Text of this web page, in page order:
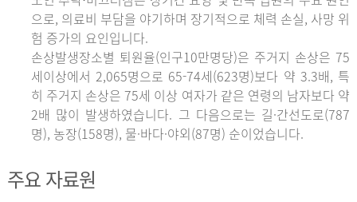
으로, 의료비 부담을 야기하며 장기적으로 체력 손실, 사망 위
험 증가의 요인입니다.
손상발생장소별 퇴원율(인구10만명당)은 주거지 손상은 75
세이상에서 2,065명으로 65-74세(623명)보다 약 3.3배, 특
히 주거지 손상은 75세 이상 여자가 같은 연령의 남자보다 약
2배 많이 발생하였습니다. 그 다음으로는 길·간선도로(787
명), 농장(158명), 물·바다·야외(87명) 순이었습니다.
주요 자료원